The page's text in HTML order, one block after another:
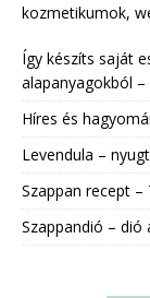
kozmetikumok,
Így készíts saját
alapanyagokból
Híres és
Levendula –
Szappan recept
Szappandió –